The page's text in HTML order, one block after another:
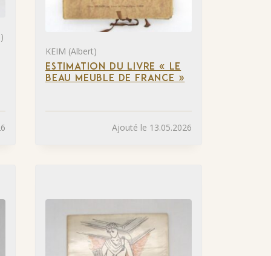
KEIM (Albert)
ESTIMATION DU LIVRE « LE
BEAU MEUBLE DE FRANCE »
Ajouté le 13.05.2026